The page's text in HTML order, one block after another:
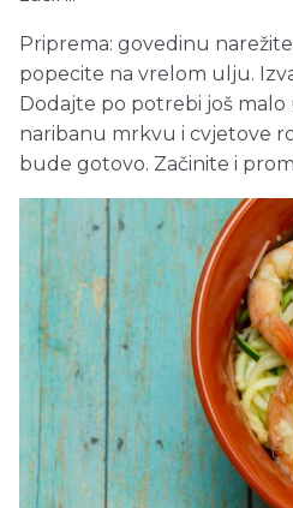
Priprema: govedinu
popecite na vrelom ulju.
Dodajte po potrebi još
naribanu mrkvu i cvjetove
bude gotovo. Začinite i